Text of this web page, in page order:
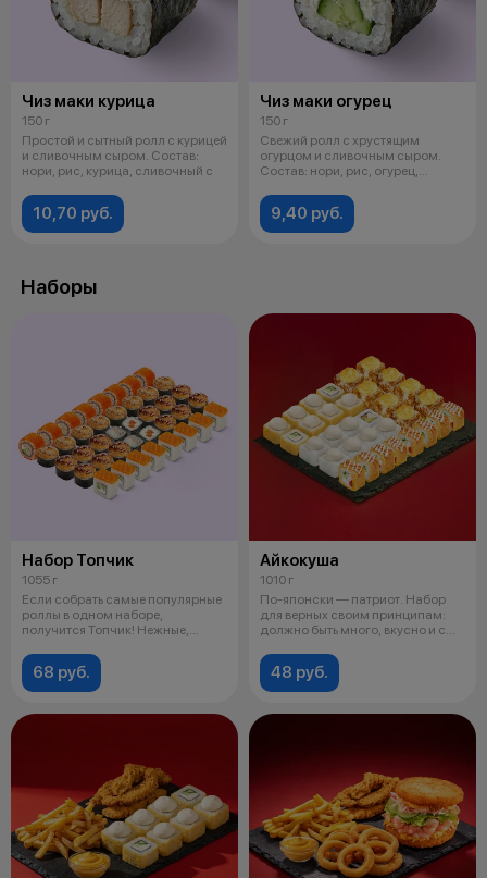
Чиз маки курица
150 г
Простой и сытный ролл с курицей
и сливочным сыром. Состав:
нори, рис, курица, сливочный с
10,70 руб.
Чиз маки огурец
150 г
Свежий ролл с хрустящим
огурцом и сливочным сыром.
Состав: нори, рис, огурец,
9,40 руб.
Наборы
Набор Топчик
1055 г
Если собрать самые популярные
роллы в одном наборе,
получится Топчик! Нежные,
68 руб.
Айкокуша
1010 г
По-японски — патриот. Набор
для верных своим принципам:
должно быть много, вкусно и с
48 руб.